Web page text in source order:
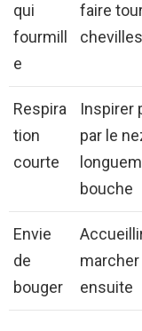
qui
fourmill
e
faire
Respira
tion
courte
Inspirer
par le
bouche
Envie
de
bouger
ensuite